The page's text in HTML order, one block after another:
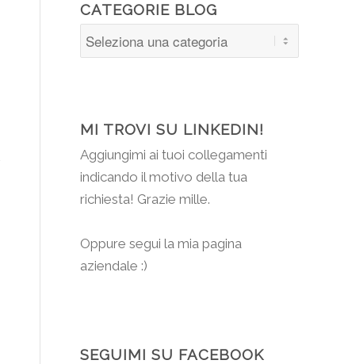
CATEGORIE BLOG
MI TROVI SU LINKEDIN!
Aggiungimi ai tuoi collegamenti
indicando il motivo della tua
richiesta! Grazie mille.
Oppure segui la mia pagina
aziendale :)
SEGUIMI SU FACEBOOK